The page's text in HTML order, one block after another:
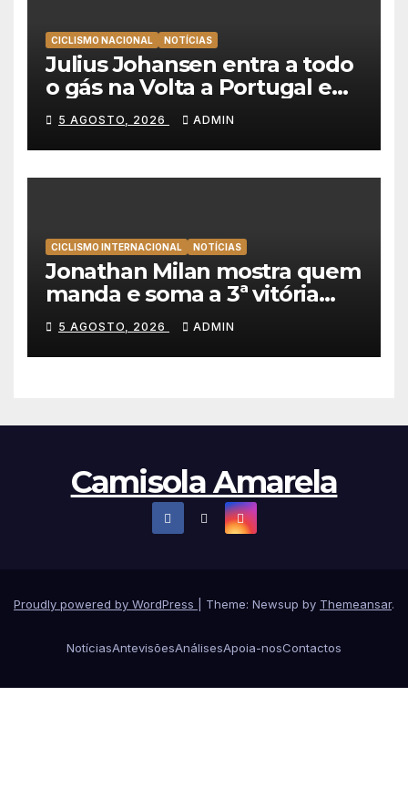
CICLISMO NACIONAL NOTÍCIAS
Julius Johansen entra a todo
o gás na Volta a Portugal e
lidera dobradinha da UAE
Team Emirates em Lisboa
5 AGOSTO, 2026 ADMIN
CICLISMO INTERNACIONAL NOTÍCIAS
Jonathan Milan mostra quem
manda e soma a 3ª vitória
consecutiva na Volta a
Polónia
5 AGOSTO, 2026 ADMIN
Camisola Amarela
Proudly powered by WordPress Theme: Newsup by Themeansar.
NotíciasAntevisõesAnálisesApoia-nosContactos